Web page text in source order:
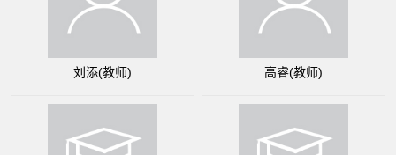
刘添(教师) 高睿(教师)